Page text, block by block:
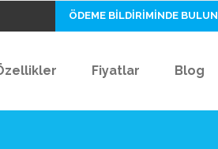
ÖDEME BİLDİRİMİNDE BULUN
Fiyatlar Blog